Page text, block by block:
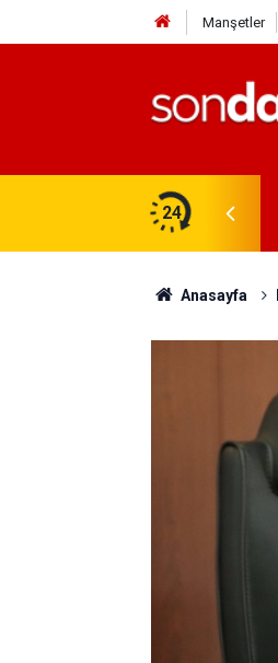
Manşetler
24
Anasayfa